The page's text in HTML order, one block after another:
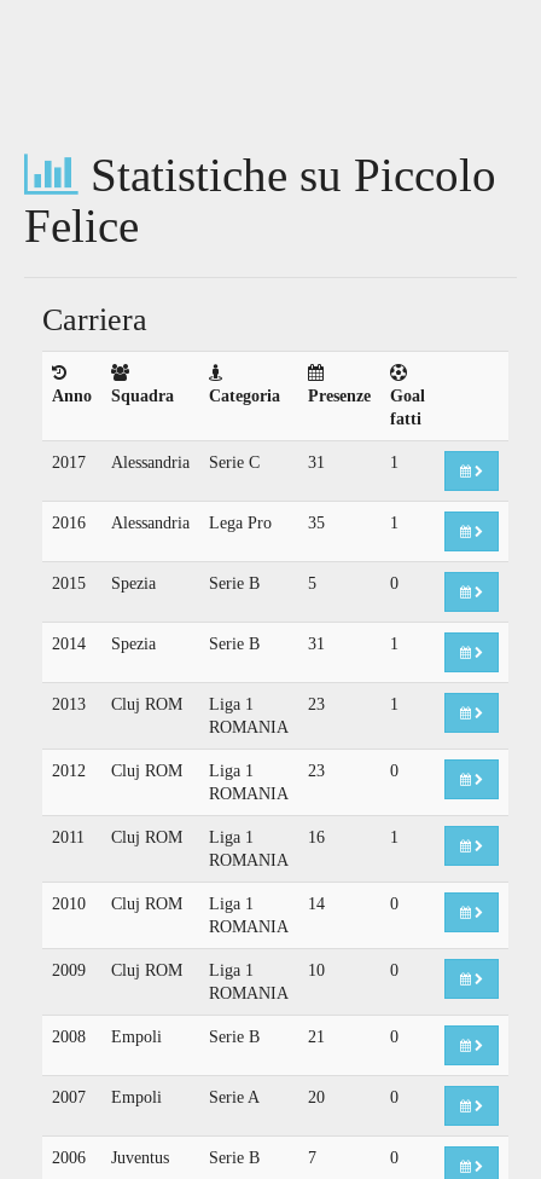
Statistiche su Piccolo
Felice
Carriera
Anno Squadra Categoria Presenze
Goal
fatti
2017 Alessandria Serie C 31 1
2016 Alessandria Lega Pro 35 1
2015 Spezia Serie B 5 0
2014 Spezia Serie B 31 1
2013 Cluj ROM
Liga 1
ROMANIA
23 1
2012 Cluj ROM
Liga 1
ROMANIA
23 0
2011 Cluj ROM
Liga 1
ROMANIA
16 1
2010 Cluj ROM
Liga 1
ROMANIA
14 0
2009 Cluj ROM
Liga 1
ROMANIA
10 0
2008 Empoli Serie B 21 0
2007 Empoli Serie A 20 0
2006 Juventus Serie B 7 0